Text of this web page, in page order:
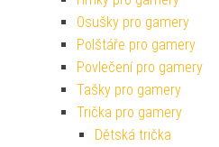
Osušky pro gamery
Polštáře pro gamery
Povlečení pro gamery
Tašky pro gamery
Trička pro gamery
Dětská trička